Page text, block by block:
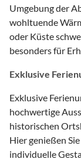
Umgebung der
wohltuende
oder Küste
besonders für
Exklusive
Exklusive
hochwertige
historischen
Hier genießen
individuelle